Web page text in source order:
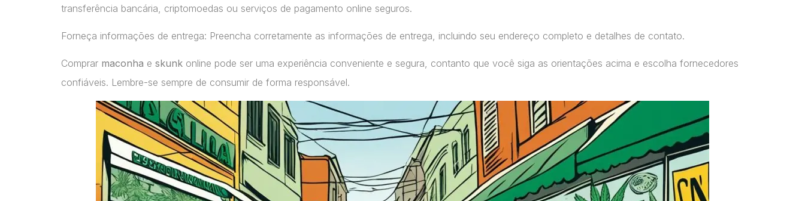
transferência bancária, criptomoedas ou serviços de pagamento online seguros.
Forneça informações de entrega: Preencha corretamente as informações de entrega, incluindo seu endereço completo e detalhes de contato.
Comprar maconha e skunk online pode ser uma experiência conveniente e segura, contanto que você siga as orientações acima e escolha fornecedores
confiáveis. Lembre-se sempre de consumir de forma responsável.